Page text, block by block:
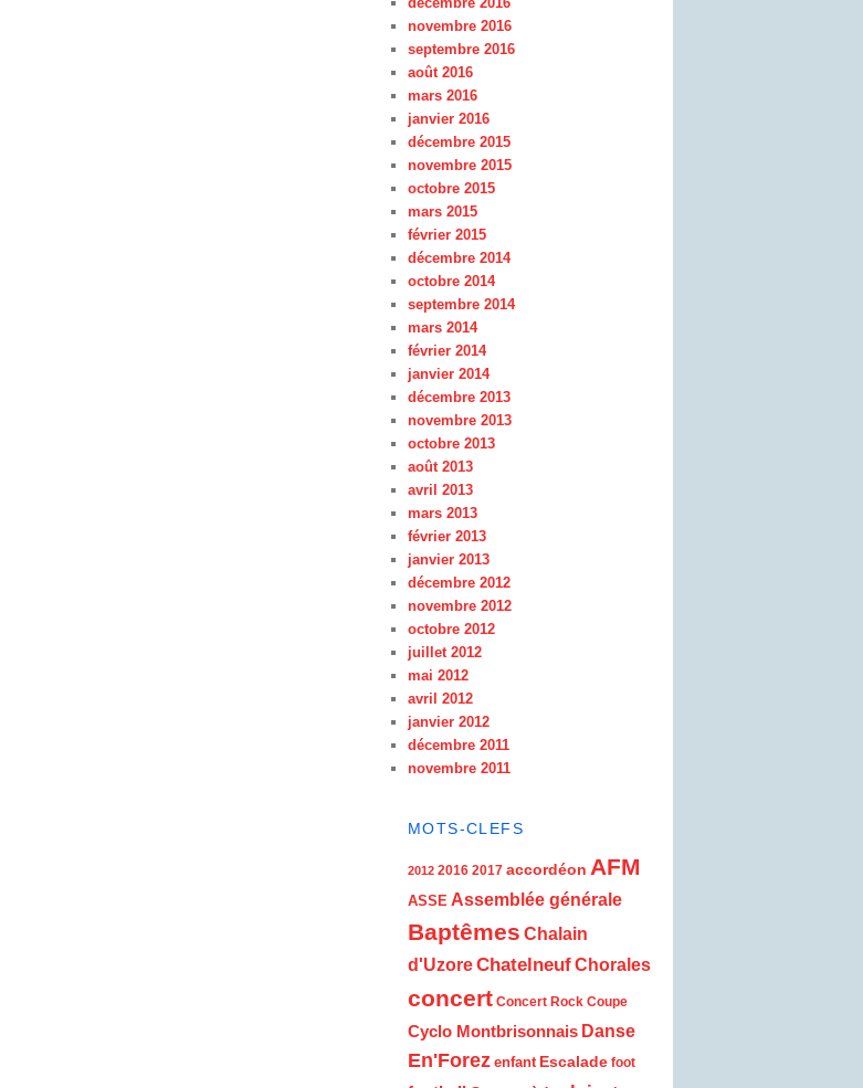
novembre 2016
septembre 2016
août 2016
mars 2016
janvier 2016
décembre 2015
novembre 2015
octobre 2015
mars 2015
février 2015
décembre 2014
octobre 2014
septembre 2014
mars 2014
février 2014
janvier 2014
décembre 2013
novembre 2013
octobre 2013
août 2013
avril 2013
mars 2013
février 2013
janvier 2013
décembre 2012
novembre 2012
octobre 2012
juillet 2012
mai 2012
avril 2012
janvier 2012
décembre 2011
novembre 2011
MOTS-CLEFS
2012 2016 2017 accordéon AFM
ASSE Assemblée générale
Baptêmes Chalain
d'UzoreChatelneufChorales
concert Concert Rock Coupe
Cyclo Montbrisonnais Danse
En'Forez enfant Escalade foot